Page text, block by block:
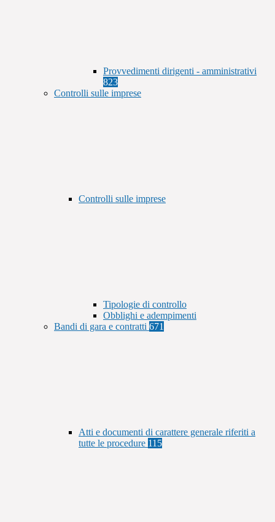
Provvedimenti dirigenti - amministrativi
823
Controlli sulle imprese
Controlli sulle imprese
Tipologie di controllo
Obblighi e adempimenti
Bandi di gara e contratti 671
Atti e documenti di carattere generale riferiti a
tutte le procedure 115